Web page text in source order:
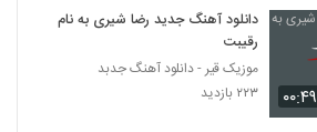
Malekpoor Ghabe Ax)
۲۲۱ بازدید
۰۰:۴۹
دانلود آهنگ جدید رضا شیری به نام
رقیبت
موزیک قیر - دانلود آهنگ جدبد
۲۲۳ بازدید